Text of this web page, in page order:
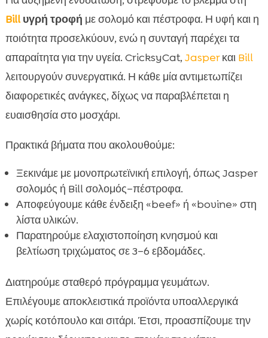
Billυγρή τροφή με σολομό και πέστροφα. Η υφή και η
ποιότητα προσελκύουν, ενώ η συνταγή παρέχει τα
απαραίτητα για την υγεία. CricksyCat, Jasperκαι Bill
λειτουργούν συνεργατικά. Η κάθε μία αντιμετωπίζει
διαφορετικές ανάγκες, δίχως να παραβλέπεται η
ευαισθησία στο μοσχάρι.
Πρακτικά βήματα που ακολουθούμε:
Ξεκινάμε με μονοπρωτεϊνική επιλογή, όπως Jasper
σολομός ή Bill σολομός–πέστροφα.
Αποφεύγουμε κάθε ένδειξη «beef» ή «bovine» στη
λίστα υλικών.
Παρατηρούμε ελαχιστοποίηση κνησμού και
βελτίωση τριχώματος σε 3–6 εβδομάδες.
Διατηρούμε σταθερό πρόγραμμα γευμάτων.
Επιλέγουμε αποκλειστικά προϊόντα υποαλλεργικά
χωρίς κοτόπουλο και σιτάρι. Έτσι, προασπίζουμε την